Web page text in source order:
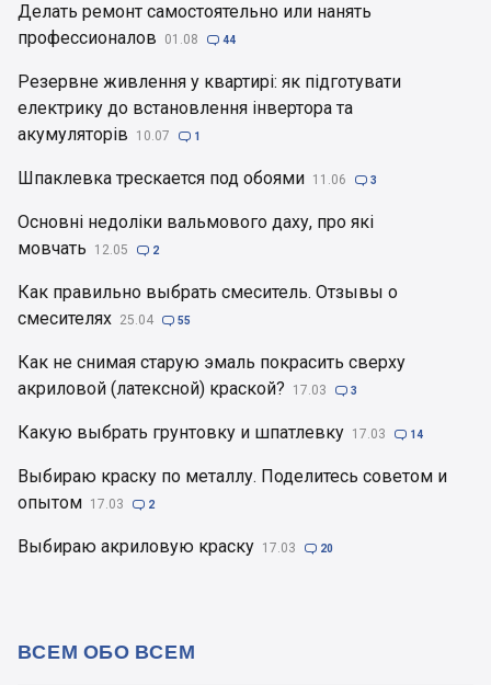
Делать ремонт самостоятельно или нанять
профессионалов
01.08  44
Резервне живлення у квартирі: як підготувати
електрику до встановлення інвертора та
акумуляторів
10.07  1
Шпаклевка трескается под обоями 11.06  3
Основні недоліки вальмового даху, про які
мовчать
12.05  2
Как правильно выбрать смеситель. Отзывы о
смесителях 25.04  55
Как не снимая старую эмаль покрасить сверху
акриловой (латексной) краской?
17.03  3
Какую выбрать грунтовку и шпатлевку 17.03  14
Выбираю краску по металлу. Поделитесь советом и
опытом 17.03  2
Выбираю акриловую краску 17.03  20
ВСЕМ ОБО ВСЕМ